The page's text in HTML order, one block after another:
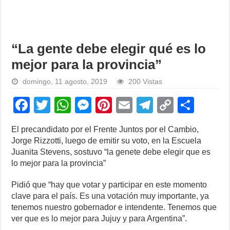
“La gente debe elegir qué es lo
mejor para la provincia”
domingo, 11 agosto, 2019 200 Vistas
F
c
e
b
o
o
k
T
wi
tt
er
W
at
s
A
p
p
M
e
ss
e
n
g
er
Pi
nt
er
e
E
ail
T
el
e
gr
m
C
p
y
n
k
ar
e
El precandidato por el Frente Juntos por el Cambio,
Jorge Rizzotti, luego de emitir su voto, en la Escuela
Juanita Stevens, sostuvo “la genete debe elegir que es
lo mejor para la provincia”
Pidió que “hay que votar y participar en este momento
clave para el país. Es una votación muy importante, ya
tenemos nuestro gobernador e intendente. Tenemos que
ver que es lo mejor para Jujuy y para Argentina”.